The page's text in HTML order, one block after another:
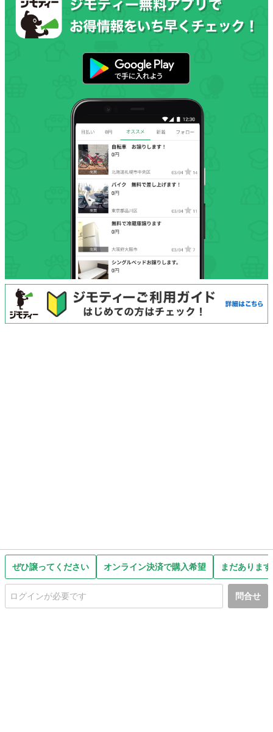
ぜひ譲ってください オンライン決済で購入希望 まだありま
問合せ